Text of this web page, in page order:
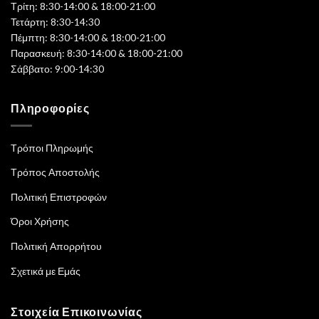
Τρίτη: 8:30-14:00 & 18:00-21:00
Τετάρτη: 8:30-14:30
Πέμπτη: 8:30-14:00 & 18:00-21:00
Παρασκευή: 8:30-14:00 & 18:00-21:00
Σάββατο: 9:00-14:30
Πληροφορίες
Τρόποι Πληρωμής
Τρόπος Αποστολής
Πολιτική Επιστροφών
Όροι Χρήσης
Πολιτική Απορρήτου
Σχετικά με Εμάς
Στοιχεία Επικοινωνίας